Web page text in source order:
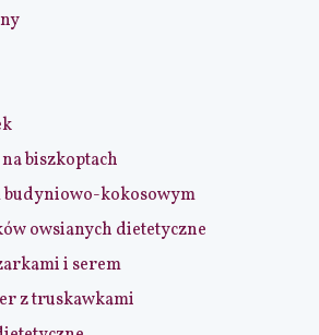
biszkoptach
budyniowo-kokosowym
owsianych dietetyczne
i serem
z truskawkami